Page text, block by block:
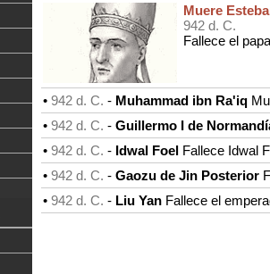
Muere
942 d. C.
Fallece el
• 942 d. C. - Muhammad ibn Ra'iq
• 942 d. C. - Guillermo I de
• 942 d. C. - Idwal Foel Fallece Idwal
• 942 d. C. - Gaozu de Jin Posterior
• 942 d. C. - Liu Yan Fallece el